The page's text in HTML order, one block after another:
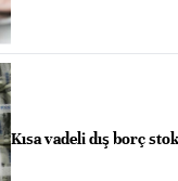
Kısa vadeli dış borç